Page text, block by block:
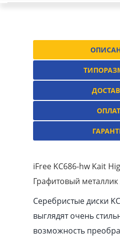
iFree KC686-hw Kait
Графитовый
Серебристые диски
выглядят очень
возможность